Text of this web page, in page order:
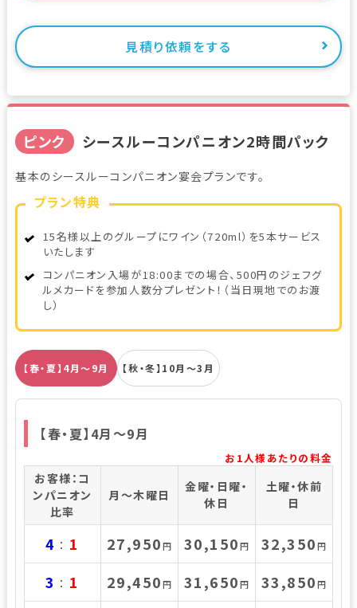
見積り依頼をする
ピンク シースルーコンパニオン2時間パック
基本のシースルーコンパニオン宴会プランです。
プラン特典
15名様以上のグループにワイン（720ml）を5本サービス
いたします
コンパニオン入場が18:00までの場合、500円のジェフグ
ルメカードを参加人数分プレゼント！（当日現地でのお渡
し）
【春・夏】4月～9月 【秋・冬】10月～3月
【春・夏】4月～9月
お1人様あたりの料金
お客様：コ
ンパニオン
比率
月～木曜日
金曜・日曜・
休日
土曜・休前
日
4 ： 1 27,950円 30,150円 32,350円
3 ： 1 29,450円 31,650円 33,850円